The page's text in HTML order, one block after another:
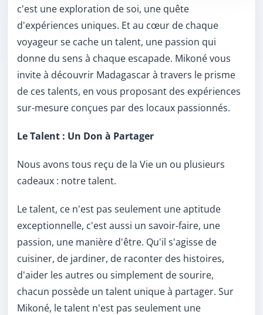
c'est une exploration de soi, une quête
d'expériences uniques. Et au cœur de chaque
voyageur se cache un talent, une passion qui
donne du sens à chaque escapade. Mikoné vous
invite à découvrir Madagascar à travers le prisme
de ces talents, en vous proposant des expériences
sur-mesure conçues par des locaux passionnés.
Le Talent : Un Don à Partager
Nous avons tous reçu de la Vie un ou plusieurs
cadeaux : notre talent.
Le talent, ce n'est pas seulement une aptitude
exceptionnelle, c'est aussi un savoir-faire, une
passion, une manière d'être. Qu'il s'agisse de
cuisiner, de jardiner, de raconter des histoires,
d'aider les autres ou simplement de sourire,
chacun possède un talent unique à partager. Sur
Mikoné, le talent n'est pas seulement une